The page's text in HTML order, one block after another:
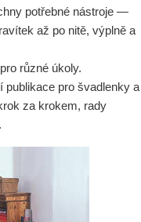
potřebné nástroje —
až po nitě, výplně a
různé úkoly.
publikace pro švadlenky a
za krokem, rady